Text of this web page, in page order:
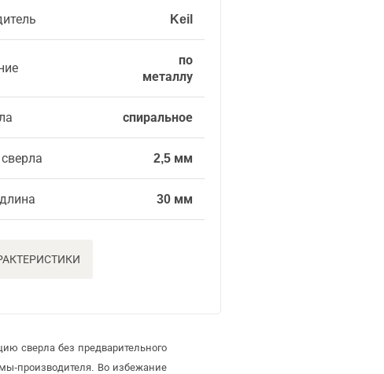
Keil
по
металлу
спиральное
2,5 мм
30 мм
сверла без предварительного
производителя. Во избежание